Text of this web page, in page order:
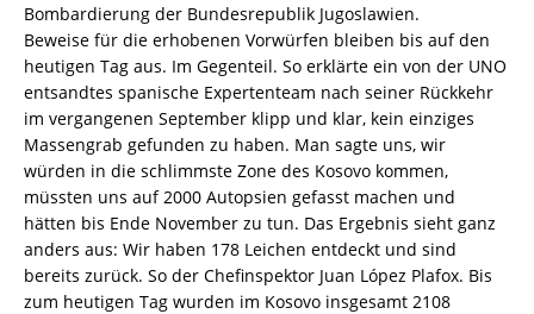
Bombardierung der Bundesrepublik Jugoslawien.
Beweise für die erhobenen Vorwürfen bleiben bis auf den
heutigen Tag aus. Im Gegenteil. So erklärte ein von der UNO
entsandtes spanische Expertenteam nach seiner Rückkehr
im vergangenen September klipp und klar, kein einziges
Massengrab gefunden zu haben. Man sagte uns, wir
würden in die schlimmste Zone des Kosovo kommen,
müssten uns auf 2000 Autopsien gefasst machen und
hätten bis Ende November zu tun. Das Ergebnis sieht ganz
anders aus: Wir haben 178 Leichen entdeckt und sind
bereits zurück. So der Chefinspektor Juan López Plafox. Bis
zum heutigen Tag wurden im Kosovo insgesamt 2108